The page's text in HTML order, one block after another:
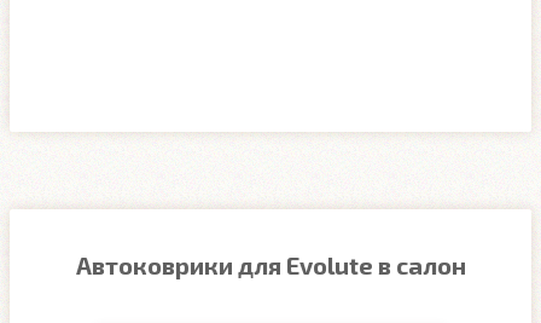
Автоковрики для Evolute в салон